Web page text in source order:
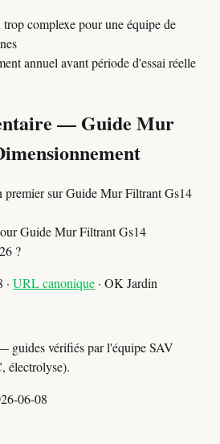
complexe pour une équipe de
annuel avant période d'essai réelle
— Guide Mur
premier sur Guide Mur Filtrant Gs14
Guide Mur Filtrant Gs14
?
·URL canonique · OK Jardin
guides vérifiés par l'équipe SAV
électrolyse).
06-08